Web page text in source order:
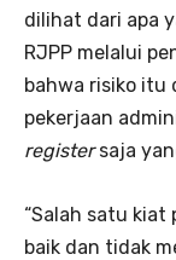
dilihat dari apa
RJPP melalui
bahwa risiko itu
pekerjaan
registersaja
“Salah satu kiat
baik dan tidak